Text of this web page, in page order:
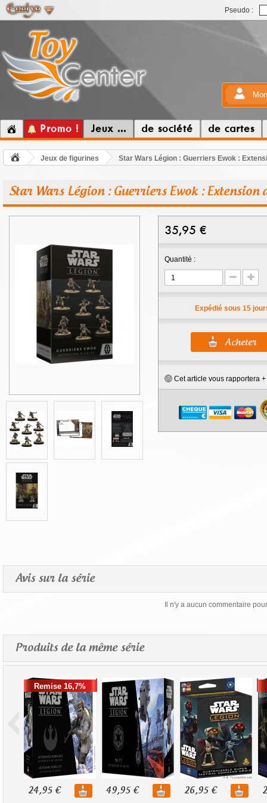
Pseudo :
Promo ! Jeux ... de société de cartes
Jeux de figurines Star Wars Légion : Guerriers Ewok :
Star Wars Légion : Guerriers Ewok : Extension
35,95 €
Quantité :
Expédié sous 15
Cet article vous rapportera +
Avis sur la série
Il n'y a aucun commentaire
Produits de la même série
Remise 16,7%
24,95 € 49,95 € 26,95 €